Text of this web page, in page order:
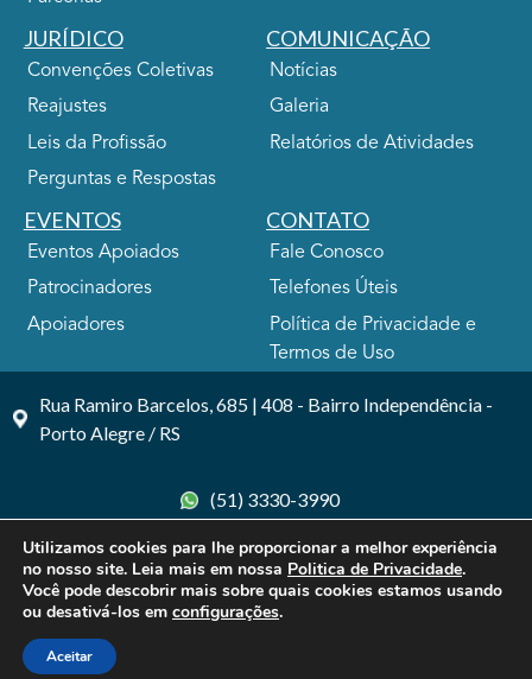
JURÍDICO
Convenções Coletivas
Reajustes
Leis da Profissão
Perguntas e Respostas
COMUNICAÇÃO
Notícias
Galeria
Relatórios de Atividades
EVENTOS
Eventos Apoiados
Patrocinadores
Apoiadores
CONTATO
Fale Conosco
Telefones Úteis
Política de Privacidade e
Termos de Uso
Rua Ramiro Barcelos, 685 | 408 - Bairro Independência -
Porto Alegre / RS
(51) 3330-3990
© 2026 SINDIHOSPA. Todos os direitos reservados.
Utilizamos cookies para lhe proporcionar a melhor experiência
no nosso site. Leia mais em nossa Politica de Privacidade.
Você pode descobrir mais sobre quais cookies estamos usando
ou desativá-los em configurações.
Aceitar